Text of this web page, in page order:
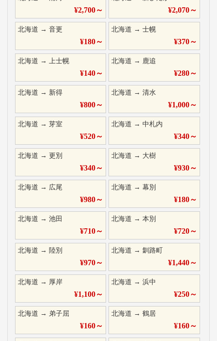
¥2,700～ ¥2,070～
北海道 → 音更
¥180～
北海道 →士幌
¥370～
北海道 → 上士幌
¥140～
北海道 → 鹿追
¥280～
北海道 → 新得
¥800～
北海道 →清水
¥1,000～
北海道 → 芽室
¥520～
北海道 →中札内
¥340～
北海道 → 更別
¥340～
北海道 → 大樹
¥930～
北海道 → 広尾
¥980～
北海道 →幕別
¥180～
北海道 → 池田
¥710～
北海道 →本別
¥720～
北海道 → 陸別
¥970～
北海道 →釧路町
¥1,440～
北海道 → 厚岸
¥1,100～
北海道 →浜中
¥250～
北海道 → 弟子屈
¥160～
北海道 →鶴居
¥160～